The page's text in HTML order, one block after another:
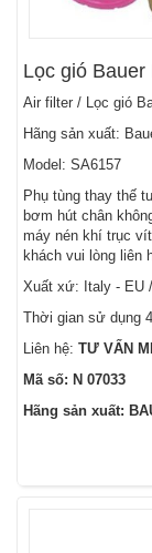
Lọc gió Bauer
Air filter / Lọc gió
Hãng sản xuất:
Model: SA6157
Phụ tùng thay thế
bơm hút chân
máy nén khí trục
khách vui lòng liên
Xuất xứ: Italy - EU
Thời gian sử dụng
Liên hệ: TƯ VẤN
Mã số: N 07033
Hãng sản xuất: